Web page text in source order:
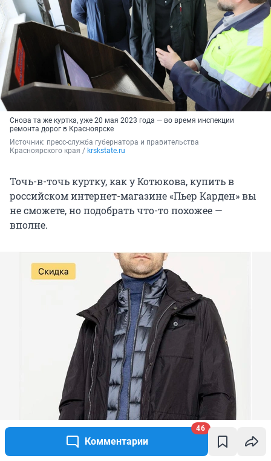
Комментарии
46
Снова та же куртка, уже 20 мая 2023 года — во время инспекции
ремонта дорог в Красноярске
Источник: пресс-служба губернатора и правительства
Красноярского края / krskstate.ru
Точь-в-точь куртку, как у Котюкова, купить в
российском интернет-магазине «Пьер Карден» вы
не сможете, но подобрать что-то похожее —
вполне.